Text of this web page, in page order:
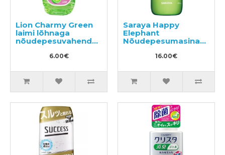
Lion Charmy Green
laimi lõhnaga
nõudepesuvahend
6.00€
Saraya Happy
Elephant
Nõudepesumasinas
pesuvahend 420ml
16.00€